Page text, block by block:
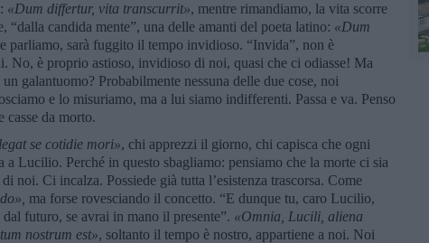
«Dum differtur, vita transcurrit», mentre rimandiamo, la vita scorre
candida mente”, una delle amanti del poeta latino: «Dum
parliamo, sarà fuggito il tempo invidioso. “Invida”, non è
No, è proprio astioso, invidioso di noi, quasi che ci odiasse! Ma
galantuomo? Probabilmente nessuna delle due cose, noi
e lo misuriamo, ma a lui siamo indifferenti. Passa e va. Penso
casse da morto.
se cotidie mori», chi apprezzi il giorno, chi capisca che ogni
a Lucilio. Perché in questo sbagliamo: pensiamo che la morte ci sia
noi. Ci incalza. Possiede già tutta l’esistenza trascorsa. Come
ma forse rovesciando il concetto. “E dunque tu, caro Lucilio,
futuro, se avrai in mano il presente”. «Omnia, Lucili, aliena
nostrum est», soltanto il tempo è nostro, appartiene a noi. Noi